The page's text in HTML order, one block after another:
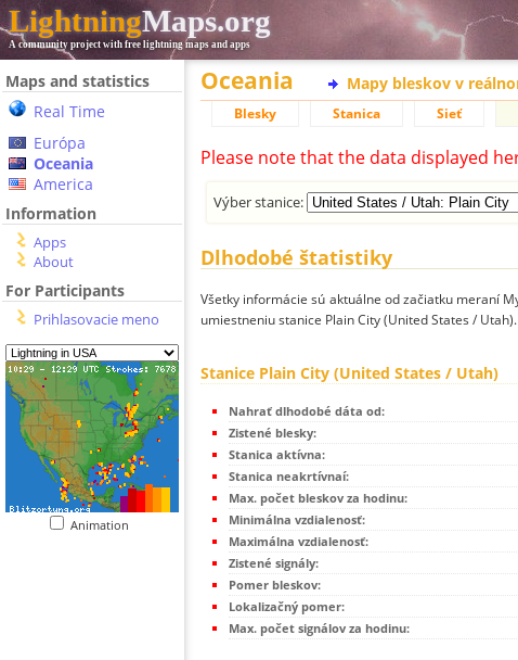
LightningMaps.org
A community project with free lightning maps and apps
Maps and statistics
Real Time
Európa
Oceania
America
Information
Apps
About
For Participants
Prihlasovacie meno
Animation
Oceania Mapy bleskov v
Blesky Stanica Sieť
Please note that the data displayed
Výber stanice:
Dlhodobé štatistiky
Všetky informácie sú aktuálne od začiatku meraní
umiestneniu stanice Plain City (United States / Utah).
Stanice Plain City (United States / Utah)
Nahrať dlhodobé dáta od:
Zistené blesky:
Stanica aktívna:
Stanica neakrtívnaí:
Max. počet bleskov za hodinu:
Minimálna vzdialenosť:
Maximálna vzdialenosť:
Zistené signály:
Pomer bleskov:
Lokalizačný pomer:
Max. počet signálov za hodinu: